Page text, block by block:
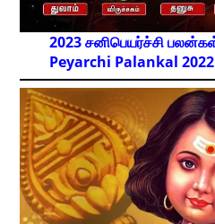
2023 சனிபெயர்ச்சி
Peyarchi Palankal 2022